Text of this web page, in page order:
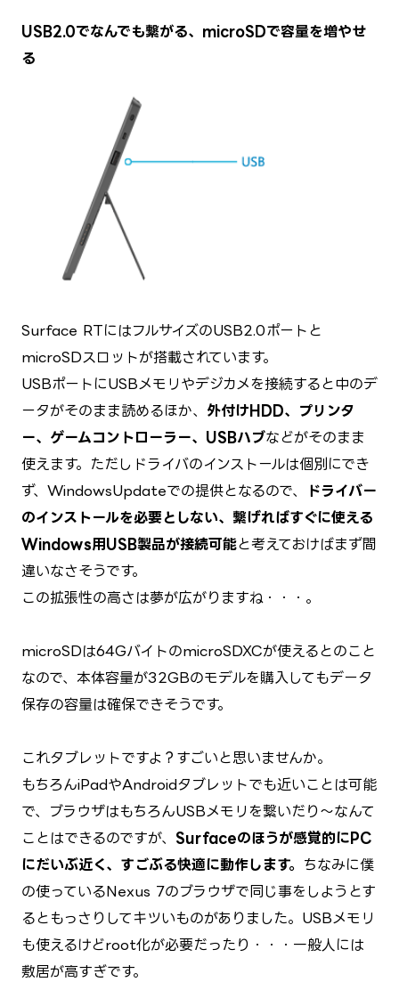
USB2.0でなんでも繋がる、microSDで容量を増やせ
る
Surface RTにはフルサイズのUSB2.0ポートと
microSDスロットが搭載されています。
USBポートにUSBメモリやデジカメを接続すると中のデ
ータがそのまま読めるほか、 外付けHDD、プリンタ
ー、ゲームコントローラー、USBハブなどがそのまま
使えます。ただしドライバのインストールは個別にでき
ず、WindowsUpdateでの提供となるので、
ドライバー
のインストールを必要としない、繋げればすぐに使える
Windows用USB製品が接続可能と考えておけばまず間
違いなさそうです。
この拡張性の高さは夢が広がりますね・・・。
microSDは64GバイトのmicroSDXCが使えるとのこと
なので、本体容量が32GBのモデルを購入してもデータ
保存の容量は確保できそうです。
これタブレットですよ？すごいと思いませんか。
もちろんiPadやAndroidタブレットでも近いことは可能
で、ブラウザはもちろんUSBメモリを繋いだり～なんて
ことはできるのですが、 Surfaceのほうが感覚的にPC
にだいぶ近く、すごぶる快適に動作します。
ちなみに僕
の使っているNexus 7のブラウザで同じ事をしようとす
るともっさりしてキツいものがありました。USBメモリ
も使えるけどroot化が必要だったり・・・一般人には
敷居が高すぎです。